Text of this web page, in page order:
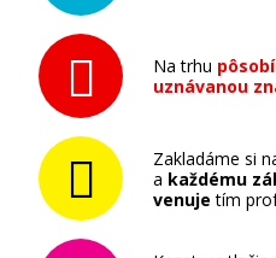
Na trhu
uznávanou
Zakladáme si
a každému
venuje tím